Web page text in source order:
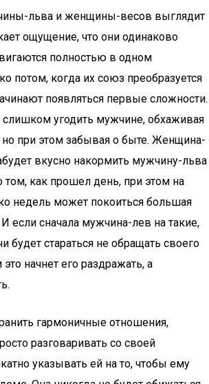
льва и женщины-весов выглядит
ощущение, что они одинаково
полностью в одном
потом, когда их союз преобразуется
появляться первые сложности.
угодить мужчине, обхаживая
но при этом забывая о быте. Женщина-
вкусно накормить мужчину-льва
том, как прошел день, при этом на
недель может покоиться большая
если сначала мужчина-лев на такие,
будет стараться не обращать своего
начнет его раздражать, а
гармоничные отношения,
разговаривать со своей
указывать ей на то, чтобы ему